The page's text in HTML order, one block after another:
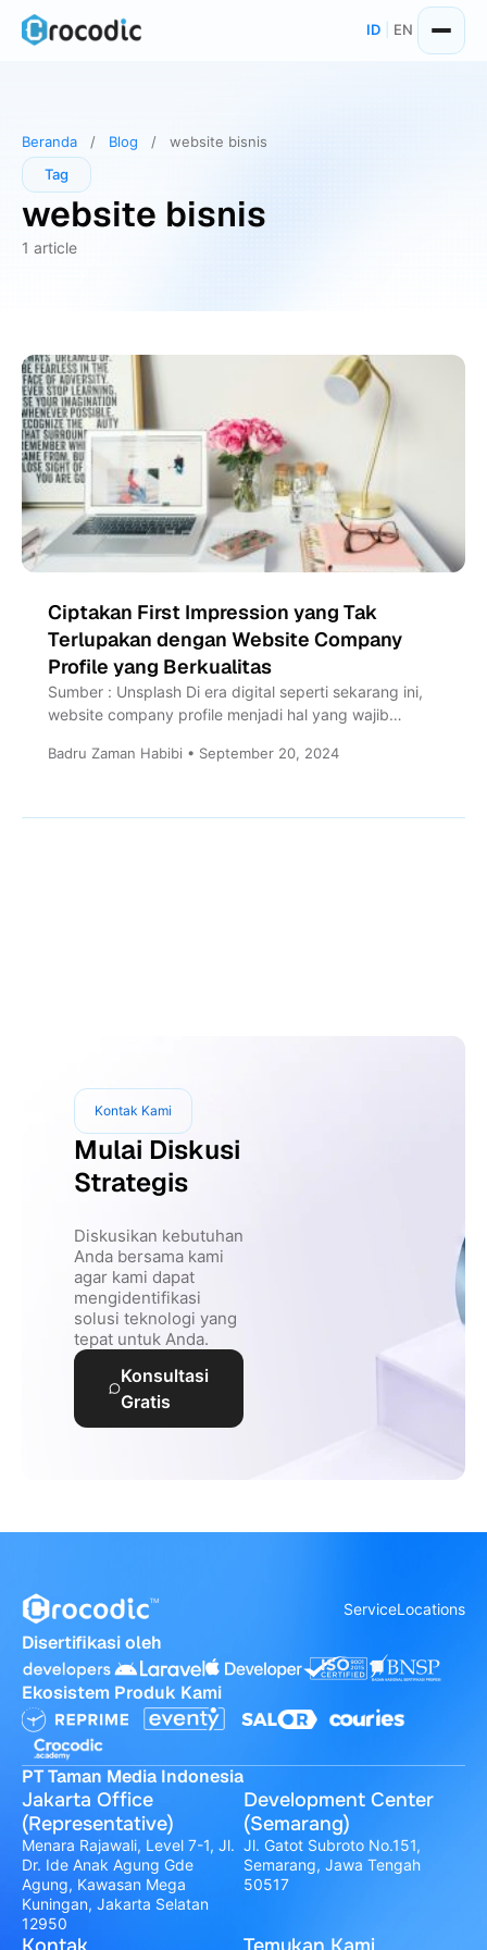
Skip
ID EN
Beranda / Blog /
website bisnis
Tag
website bisnis
1 article
Ciptakan First Impression yang Tak
Terlupakan dengan Website Company
Profile yang Berkualitas
Sumber : Unsplash Di era digital seperti sekarang ini,
website company profile menjadi hal yang wajib
Badru Zaman Habibi • September 20, 2024
Kontak Kami
Mulai Diskusi
Strategis
Diskusikan kebutuhan
Anda bersama kami
agar kami dapat
mengidentifikasi
solusi teknologi yang
tepat untuk Anda.
Konsultasi
Gratis
ServiceLocations
Disertifikasi oleh
Ekosistem Produk Kami
PT Taman Media Indonesia
Jakarta Office
(Representative)
Menara Rajawali, Level 7-1, Jl.
Dr. Ide Anak Agung Gde
Agung, Kawasan Mega
Kuningan, Jakarta Selatan
12950
Development Center
(Semarang)
Jl. Gatot Subroto No.151,
Semarang, Jawa Tengah
50517